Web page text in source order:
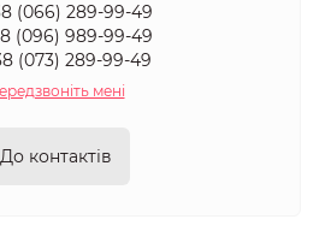
(066) 289-99-49
(096) 989-99-49
(073) 289-99-49
мені
До контактів